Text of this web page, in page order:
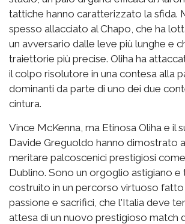
tattiche hanno caratterizzato la sfida.
spesso allacciato al Chapo, che ha
un avversario dalle leve più lunghe e
traiettorie più precise. Oliha ha
il colpo risolutore in una contesa alla
dominanti da parte di uno dei due
cintura.
Vince McKenna, ma Etinosa Oliha e il
Davide Greguoldo hanno dimostrato
meritare palcoscenici prestigiosi
Dublino. Sono un orgoglio astigiano e
costruito in un percorso virtuoso fatto
passione e sacrifici, che l'Italia deve
attesa di un nuovo prestigioso match